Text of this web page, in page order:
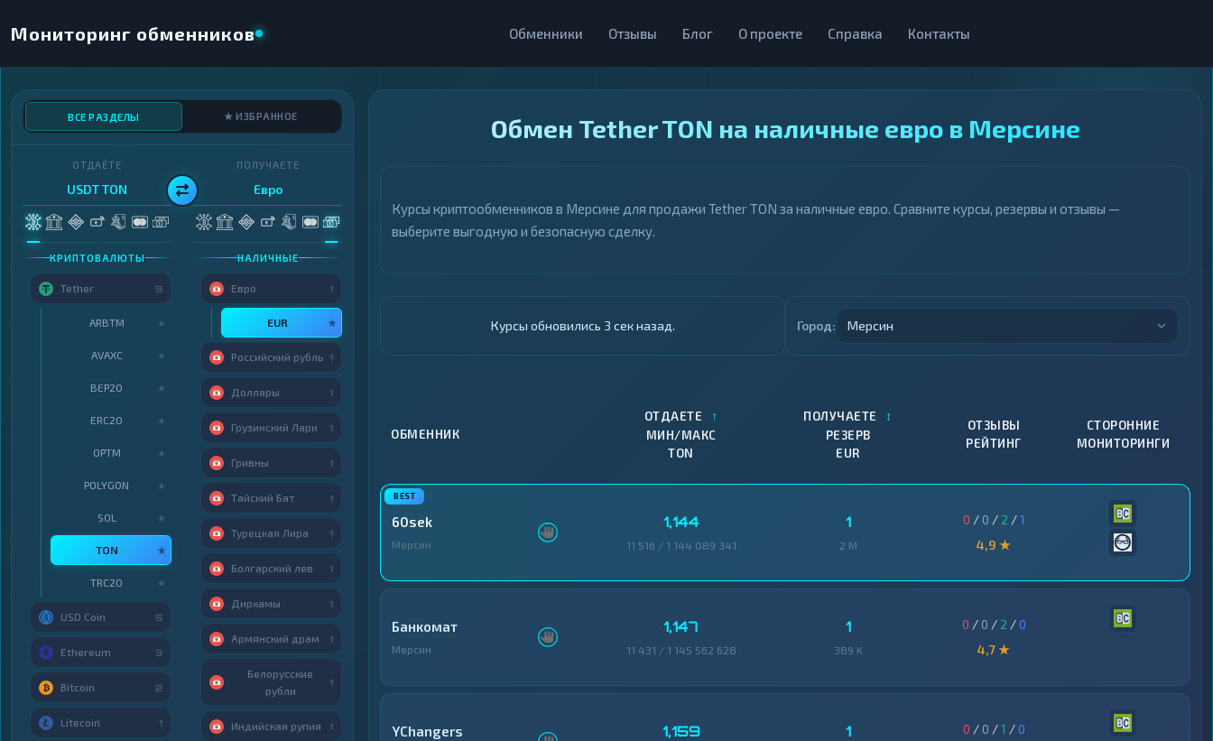
Мониторинг обменников Обменники Отзывы Блог О проекте Справка Контакты
Обмен Tether TON на наличные евро в Мерсине
Курсы криптообменников в Мерсине для продажи Tether TON за наличные евро. Сравните курсы, резервы и отзывы —
выберите выгодную и безопасную сделку.
Курсы обновились 4 сек назад. Город: Мерсин
ОБМЕННИК
ОТДАЕТЕ ↑
МИН/МАКС
TON
ПОЛУЧАЕТЕ ↕
РЕЗЕРВ
EUR
ОТЗЫВЫ
РЕЙТИНГ
СТОРОННИЕ
МОНИТОРИНГИ
60sek
Мерсин
1,144
11 516 / 1 144 089 341
1
2 M
0 / 0 / 2 /1
4,9 ★
Банкомат
Мерсин
1,147
11 431 / 1 145 562 628
1
389 K
0 / 0 / 2 /0
4,7 ★
YChangers 1,159 1 0 / 0 /1 /0
ВСЕ РАЗДЕЛЫ ★ ИЗБРАННОЕ
ОТДАЁТЕ
USDT TON
КРИПТОВАЛЮТЫ
Tether 9
ARBTM ★
AVAXC ★
BEP20 ★
ERC20 ★
OPTM ★
POLYGON ★
SOL ★
TON ★
TRC20 ★
USD Coin 5
Ethereum 3
Bitcoin 2
Litecoin 1
ПОЛУЧАЕТЕ
Евро
НАЛИЧНЫЕ
Евро 1
EUR ★
Российский рубль 1
Доллары 1
Грузинский Лари 1
Гривны 1
Тайский Бат 1
Турецкая Лира 1
Болгарский лев 1
Дирхамы 1
Армянский драм 1
Белорусские
рубли
1
Индийская рупия 1